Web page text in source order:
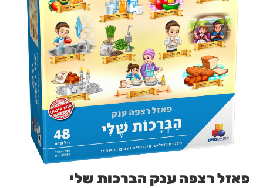
פאזל רצפה ענק הברכות שלי